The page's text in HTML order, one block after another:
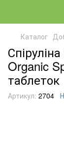
Каталог
Organic
таблеток
Артикул: 2704